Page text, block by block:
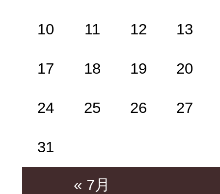
« 7月
10 11 12 13
17 18 19 20
24 25 26 27
31